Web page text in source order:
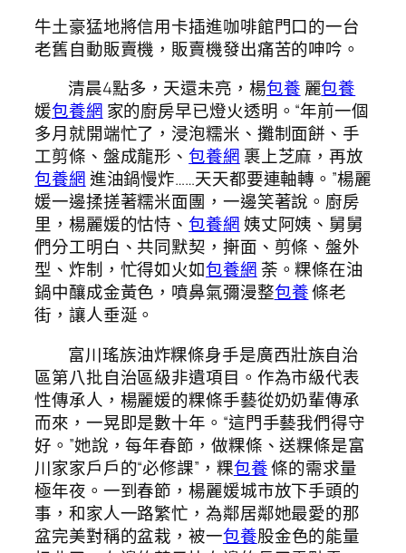
牛土豪猛地將信用卡插進咖啡館門口的一台
老舊自動販賣機，販賣機發出痛苦的呻吟。
清晨4點多，天還未亮，楊包養麗包養
媛包養網 家的廚房早已燈火透明。“年前一個
多月就開端忙了，浸泡糯米、攤制面餅、手
工剪條、盤成龍形、包養網 裹上芝麻，再放
包養網進油鍋慢炸……天天都要連軸轉。”楊麗
媛一邊揉搓著糯米面團，一邊笑著說。廚房
里，楊麗媛的怙恃、包養網姨丈阿姨、舅舅
們分工明白、共同默契，搟面、剪條、盤外
型、炸制，忙得如火如包養網荼。粿條在油
鍋中釀成金黃色，噴鼻氣彌漫整包養條老
街，讓人垂涎。
富川瑤族油炸粿條身手是廣西壯族自治
區第八批自治區級非遺項目。作為市級代表
性傳承人，楊麗媛的粿條手藝從奶奶輩傳承
而來，一晃即是數十年。“這門手藝我們得守
好。”她說，每年春節，做粿條、送粿條是富
川家家戶戶的“必修課”，粿包養條的需求量
極年夜。一到春節，楊麗媛城市放下手頭的
事，和家人一路繁忙，為鄰居鄰她最愛的那
盆完美對稱的盆栽，被一包養股金色的能量